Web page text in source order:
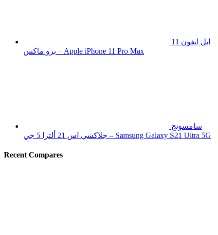
ابل ايفون 11
برو ماكس – Apple iPhone 11 Pro Max
سامسونج
جلاكسي اس 21 ألترا 5 جي – Samsung Galaxy S21 Ultra 5G
Recent Compares